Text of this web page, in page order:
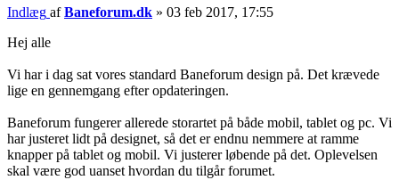
Indlæg afBaneforum.dk » 03 feb 2017, 17:55
Hej alle
Vi har i dag sat vores standard Baneforum design på. Det krævede
lige en gennemgang efter opdateringen.
Baneforum fungerer allerede storartet på både mobil, tablet og pc. Vi
har justeret lidt på designet, så det er endnu nemmere at ramme
knapper på tablet og mobil. Vi justerer løbende på det. Oplevelsen
skal være god uanset hvordan du tilgår forumet.